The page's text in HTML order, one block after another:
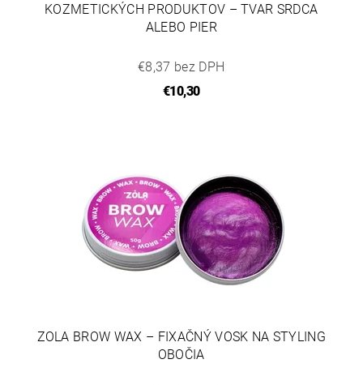
KOZMETICKÝCH PRODUKTOV – TVAR SRDCA
ALEBO PIER
€8,37 bez DPH
€10,30
ZOLA BROW WAX – FIXAČNÝ VOSK NA STYLING
OBOČIA